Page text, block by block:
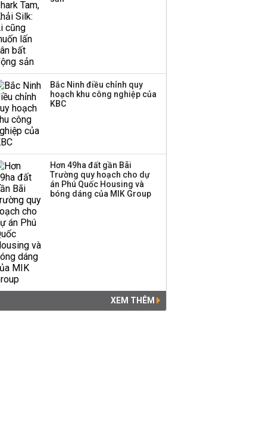
Bắc Ninh điều chỉnh quy
hoạch khu công nghiệp của
KBC
Hơn 49ha đất gần Bãi
Trường quy hoạch cho dự
án Phú Quốc Housing và
bóng dáng của MIK Group
XEM THÊM